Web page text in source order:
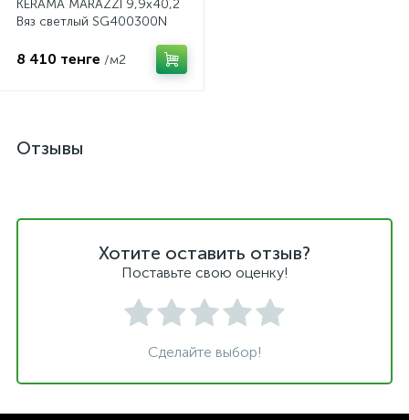
KERAMA MARAZZI 9,9х40,2
Вяз светлый SG400300N
8 410 тенге /м2
Отзывы
Хотите оставить отзыв?
Поставьте свою оценку!
Сделайте выбор!